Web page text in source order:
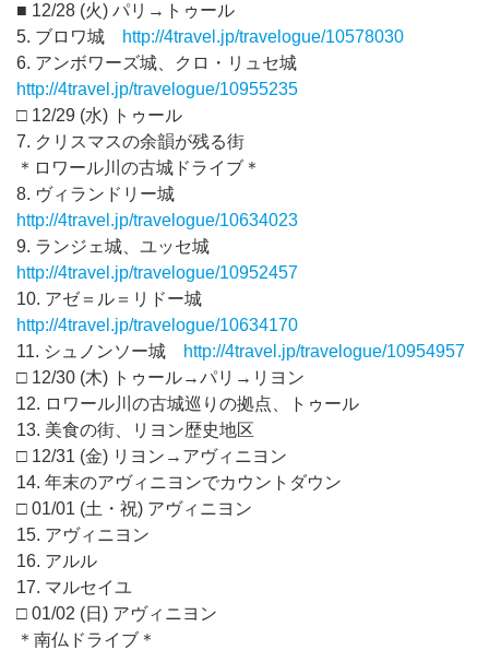
■ 12/28 (火) パリ→トゥール
5. ブロワ城
http://4travel.jp/travelogue/10578030
6. アンボワーズ城、クロ・リュセ城
http://4travel.jp/travelogue/10955235
□ 12/29 (水) トゥール
7. クリスマスの余韻が残る街
＊ロワール川の古城ドライブ＊
8. ヴィランドリー城
http://4travel.jp/travelogue/10634023
9. ランジェ城、ユッセ城
http://4travel.jp/travelogue/10952457
10. アゼ＝ル＝リドー城
http://4travel.jp/travelogue/10634170
11. シュノンソー城
http://4travel.jp/travelogue/10954957
□ 12/30 (木) トゥール→パリ→リヨン
12. ロワール川の古城巡りの拠点、トゥール
13. 美食の街、リヨン歴史地区
□ 12/31 (金) リヨン→アヴィニヨン
14. 年末のアヴィニヨンでカウントダウン
□ 01/01 (土・祝) アヴィニヨン
15. アヴィニヨン
16. アルル
17. マルセイユ
□ 01/02 (日) アヴィニヨン
＊南仏ドライブ＊